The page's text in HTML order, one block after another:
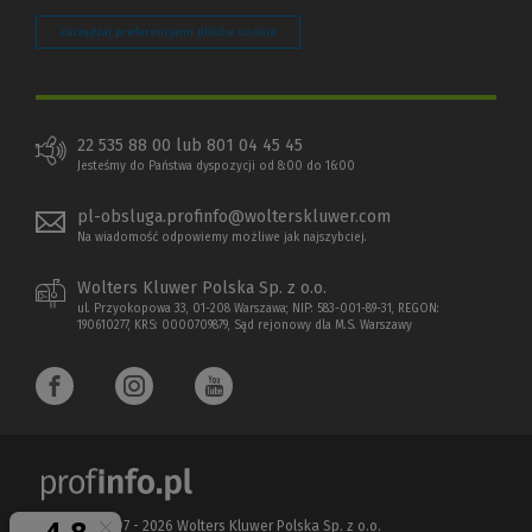
Zarządzaj preferencjami plików cookie
22 535 88 00 lub 801 04 45 45
Jesteśmy do Państwa dyspozycji od 8:00 do 16:00
pl-obsluga.profinfo@wolterskluwer.com
Na wiadomość odpowiemy możliwe jak najszybciej.
Wolters Kluwer Polska Sp. z o.o.
ul. Przyokopowa 33, 01-208 Warszawa; NIP: 583-001-89-31, REGON:
190610277, KRS: 0000709879, Sąd rejonowy dla M.S. Warszawy
Copyright 1997 - 2026 Wolters Kluwer Polska Sp. z o.o.